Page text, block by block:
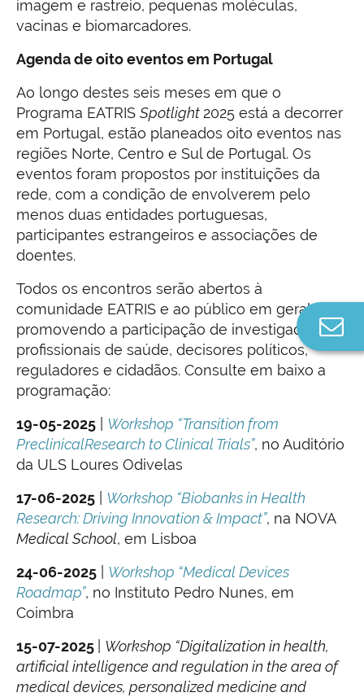
imagem e rastreio, pequenas moléculas,
vacinas e biomarcadores.
Agenda de oito eventos em Portugal
Ao longo destes seis meses em que o
Programa EATRIS Spotlight 2025 está a decorrer
em Portugal, estão planeados oito eventos nas
regiões Norte, Centro e Sul de Portugal. Os
eventos foram propostos por instituições da
rede, com a condição de envolverem pelo
menos duas entidades portuguesas,
participantes estrangeiros e associações de
doentes.
Todos os encontros serão abertos à
comunidade EATRIS e ao público em geral,
promovendo a participação de investigadores,
profissionais de saúde, decisores políticos,
reguladores e cidadãos. Consulte em baixo a
programação:
19-05-2025
Workshop “Transition from
PreclinicalResearch to Clinical Trials”, no Auditório
da ULS Loures Odivelas
17-06-2025
Workshop “Biobanks in Health
Research: Driving Innovation & Impact”, na NOVA
Medical School, em Lisboa
24-06-2025
Workshop “Medical Devices
Roadmap”, no Instituto Pedro Nunes, em
Coimbra
15-07-2025
Workshop “Digitalization in health,
artificial intelligence and regulation in the area of
medical devices, personalized medicine and